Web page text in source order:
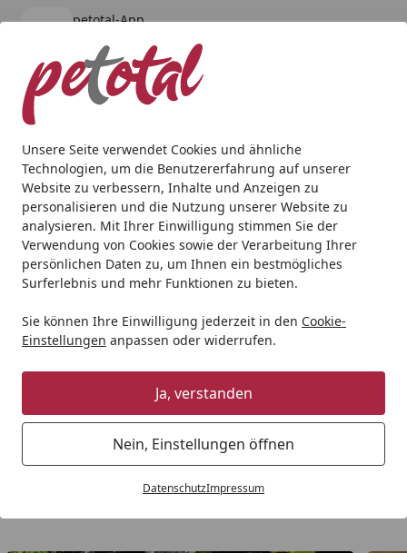
Unsere Seite verwendet Cookies und ähnliche
Technologien, um die Benutzererfahrung auf unserer
Website zu verbessern, Inhalte und Anzeigen zu
personalisieren und die Nutzung unserer Website zu
analysieren. Mit Ihrer Einwilligung stimmen Sie der
Verwendung von Cookies sowie der Verarbeitung Ihrer
persönlichen Daten zu, um Ihnen ein bestmögliches
Surferlebnis und mehr Funktionen zu bieten.
Sie können Ihre Einwilligung jederzeit in den Cookie-
Einstellungen anpassen oder widerrufen.
Ja, verstanden
Nein, Einstellungen öffnen
DatenschutzImpressum
petotal-App
kostenlos - Im App Store
Alle Produkte
Mein Konto
Suchen